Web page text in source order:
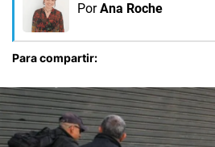
Por Ana Roche
Para compartir: